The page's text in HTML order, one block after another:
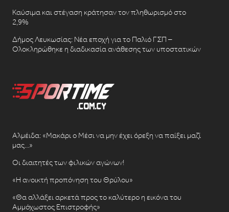
Καύσιμα και στέγαση κράτησαν τον πληθωρισμό στο
2,9%
Δήμος Λευκωσίας: Νέα εποχή για το Παλιό ΓΣΠ –
Ολοκληρώθηκε η διαδικασία ανάθεσης των υποστατικών
Αλμέιδα: «Μακάρι ο Μέσι να μην έχει όρεξη να παίξει μαζί
μας…»
Οι διαιτητές των φιλικών αγώνων!
«Η ανοικτή προπόνηση του Θρύλου»
«Θα αλλάξει αρκετά προς το καλύτερο η εικόνα του
Αμμόχωστος Επιστροφής»